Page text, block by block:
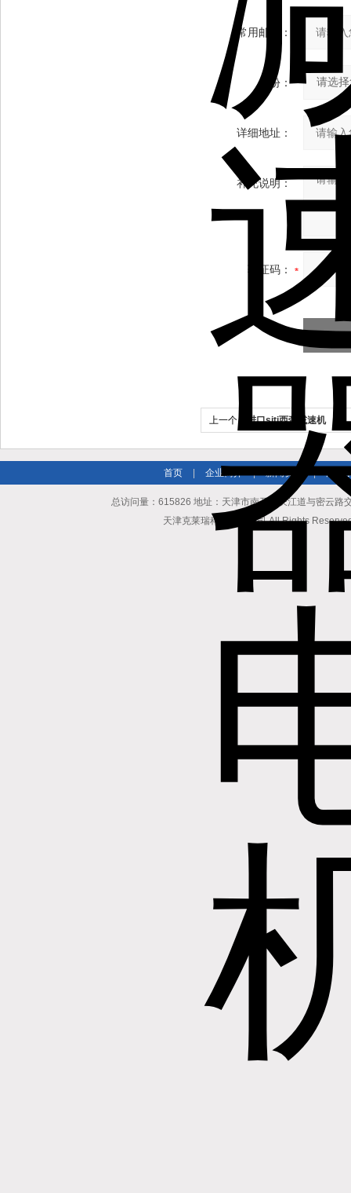
常用邮箱：
省份：
详细地址：
补充说明：
验证码：
上一个： 进口siti西帝减速机
首页 企业简介 | 新闻资讯 | 产品
总访问量：615826 地址：天津市南开区长江道与密云
天津克莱瑞科技有限公司 All Rights